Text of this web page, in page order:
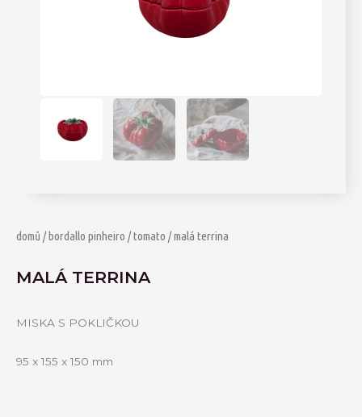
domů / bordallo pinheiro /tomato / malá terrina
MALÁ TERRINA
MISKA S POKLIČKOU
95 x 155 x 150 mm